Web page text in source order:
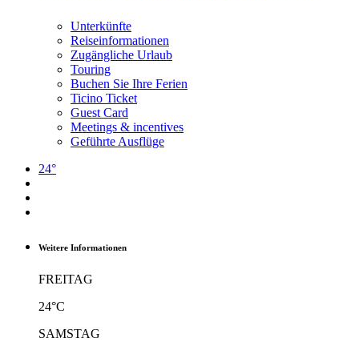
Unterkünfte
Reiseinformationen
Zugängliche Urlaub
Touring
Buchen Sie Ihre Ferien
Ticino Ticket
Guest Card
Meetings & incentives
Geführte Ausflüge
24°
Weitere Informationen
FREITAG
24°C
SAMSTAG